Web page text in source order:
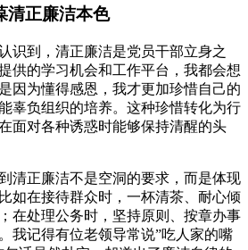
清正廉洁本色
识到，清正廉洁是党员干部立身之
供的学习机会和工作平台，我都会想
因为懂得感恩，我才更加珍惜自己的
辜负组织的培养。这种珍惜转化为行
面对各种诱惑时能够保持清醒的头
清正廉洁不是空洞的要求，而是体现
如在接待群众时，一杯清茶、耐心倾
在处理公务时，坚持原则、按章办事
我记得有位老领导常说”吃人家的嘴